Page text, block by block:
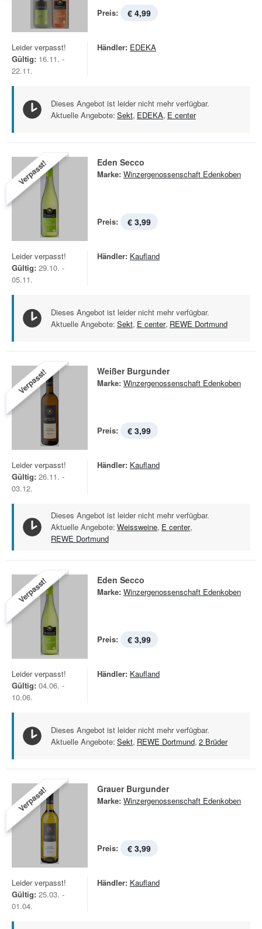
Preis: € 4,99
Leider verpasst!
Gültig: 16.11. -
22.11.
Händler: EDEKA
Dieses Angebot ist leider nicht mehr verfügbar.
Aktuelle Angebote: Sekt, EDEKA, E center
Verpasst! Eden Secco
Marke: Winzergenossenschaft Edenkoben
Preis: € 3,99
Leider verpasst!
Gültig: 29.10. -
05.11.
Händler: Kaufland
Dieses Angebot ist leider nicht mehr verfügbar.
Aktuelle Angebote: Sekt, E center, REWE Dortmund
Verpasst! Weißer Burgunder
Marke: Winzergenossenschaft Edenkoben
Preis: € 3,99
Leider verpasst!
Gültig: 26.11. -
03.12.
Händler: Kaufland
Dieses Angebot ist leider nicht mehr verfügbar.
Aktuelle Angebote: Weissweine, E center,
REWE Dortmund
Verpasst! Eden Secco
Marke: Winzergenossenschaft Edenkoben
Preis: € 3,99
Leider verpasst!
Gültig: 04.06. -
10.06.
Händler: Kaufland
Dieses Angebot ist leider nicht mehr verfügbar.
Aktuelle Angebote: Sekt, REWE Dortmund, 2 Brüder
Verpasst! Grauer Burgunder
Marke: Winzergenossenschaft Edenkoben
Preis: € 3,99
Leider verpasst!
Gültig: 25.03. -
01.04.
Händler: Kaufland